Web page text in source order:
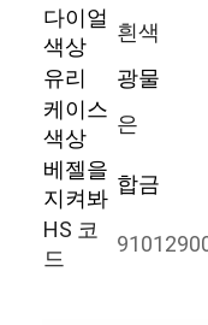
블로그
석영 손목 시계
가죽 스트랩 쿼츠
스테인레스 스틸
다이얼
색상
흰색
유리
광물
케이스
색상
은
베젤을
지켜봐
합금
HS 코
드